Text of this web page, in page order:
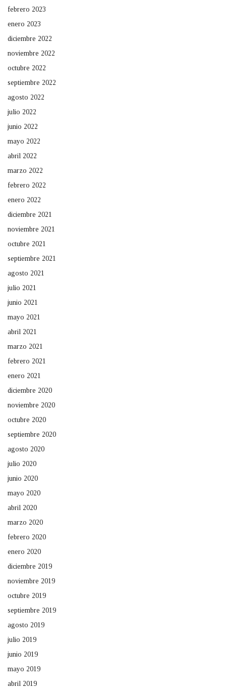
febrero 2023
enero 2023
diciembre 2022
noviembre 2022
octubre 2022
septiembre 2022
agosto 2022
julio 2022
junio 2022
mayo 2022
abril 2022
marzo 2022
febrero 2022
enero 2022
diciembre 2021
noviembre 2021
octubre 2021
septiembre 2021
agosto 2021
julio 2021
junio 2021
mayo 2021
abril 2021
marzo 2021
febrero 2021
enero 2021
diciembre 2020
noviembre 2020
octubre 2020
septiembre 2020
agosto 2020
julio 2020
junio 2020
mayo 2020
abril 2020
marzo 2020
febrero 2020
enero 2020
diciembre 2019
noviembre 2019
octubre 2019
septiembre 2019
agosto 2019
julio 2019
junio 2019
mayo 2019
abril 2019